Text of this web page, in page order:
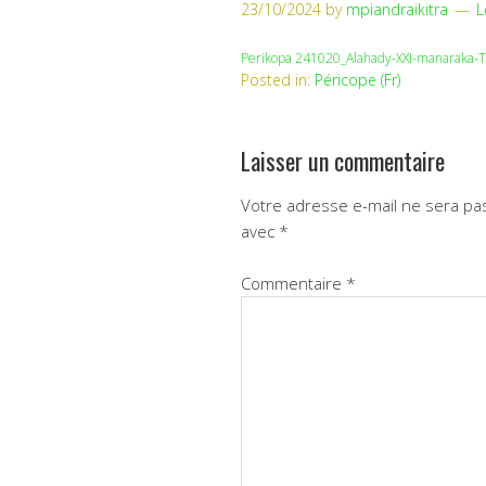
23/10/2024 by mpiandraikitra
Perikopa 241020_Alahady-XXI-
Posted in: Péricope (Fr)
Laisser un commentaire
Votre adresse e-mail ne sera
avec *
Commentaire *